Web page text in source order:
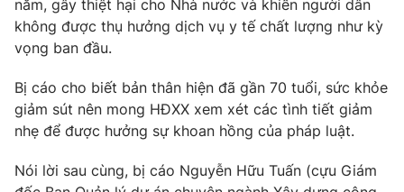
năm, gây thiệt hại cho Nhà nước và khiến người dân
không được thụ hưởng dịch vụ y tế chất lượng như kỳ
vọng ban đầu.
Bị cáo cho biết bản thân hiện đã gần 70 tuổi, sức khỏe
giảm sút nên mong HĐXX xem xét các tình tiết giảm
nhẹ để được hưởng sự khoan hồng của pháp luật.
Nói lời sau cùng, bị cáo Nguyễn Hữu Tuấn (cựu Giám